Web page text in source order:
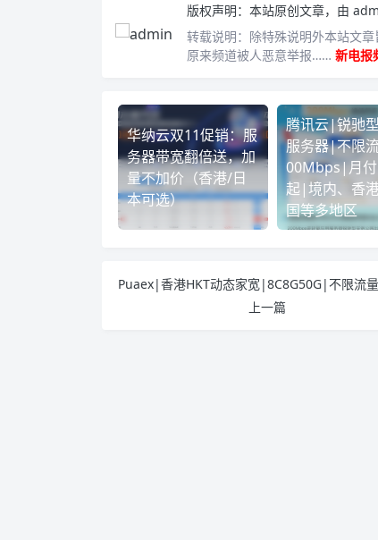
版权声明： 本站原创文章，由
转载说明： 除特殊说明外本站文章
原来频道被人恶意举报…… 新电报
华纳云双11促销：服
务器带宽翻倍送，加
量不加价（香港/日
本可选）
腾讯云|锐驰
服务器|不限
00Mbps|月
起|境内、香
国等多地区
上一篇